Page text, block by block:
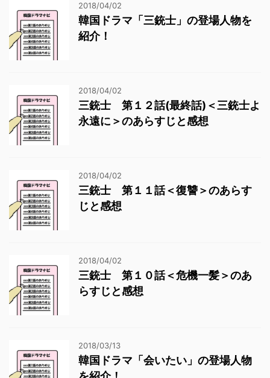
2018/04/02
韓国ドラマ「三銃士」の登場人物を
紹介！
2018/04/02
三銃士 第１２話(最終話)＜三銃士よ
永遠に＞のあらすじと感想
2018/04/02
三銃士 第１１話＜復讐＞のあらす
じと感想
2018/04/02
三銃士 第１０話＜危機一髪＞のあ
らすじと感想
2018/03/13
韓国ドラマ「会いたい」の登場人物